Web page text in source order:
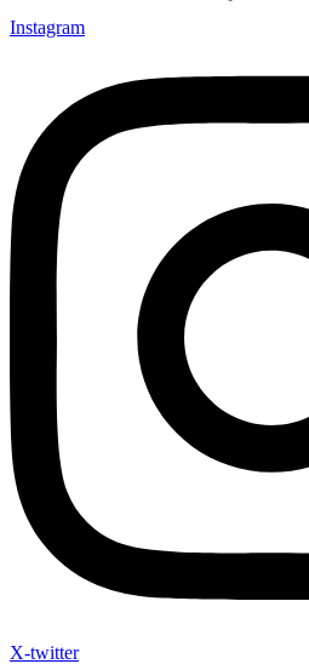
Instagram
X-twitter